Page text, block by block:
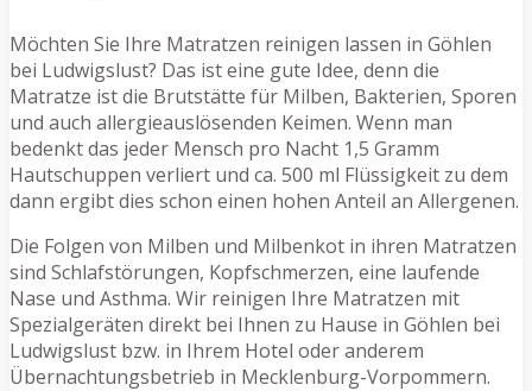
Möchten Sie Ihre Matratzen reinigen lassen in Göhlen
bei Ludwigslust? Das ist eine gute Idee, denn die
Matratze ist die Brutstätte für Milben, Bakterien, Sporen
und auch allergieauslösenden Keimen. Wenn man
bedenkt das jeder Mensch pro Nacht 1,5 Gramm
Hautschuppen verliert und ca. 500 ml Flüssigkeit zu dem
dann ergibt dies schon einen hohen Anteil an Allergenen.
Die Folgen von Milben und Milbenkot in ihren Matratzen
sind Schlafstörungen, Kopfschmerzen, eine laufende
Nase und Asthma. Wir reinigen Ihre Matratzen mit
Spezialgeräten direkt bei Ihnen zu Hause in Göhlen bei
Ludwigslust bzw. in Ihrem Hotel oder anderem
Übernachtungsbetrieb in Mecklenburg-Vorpommern.